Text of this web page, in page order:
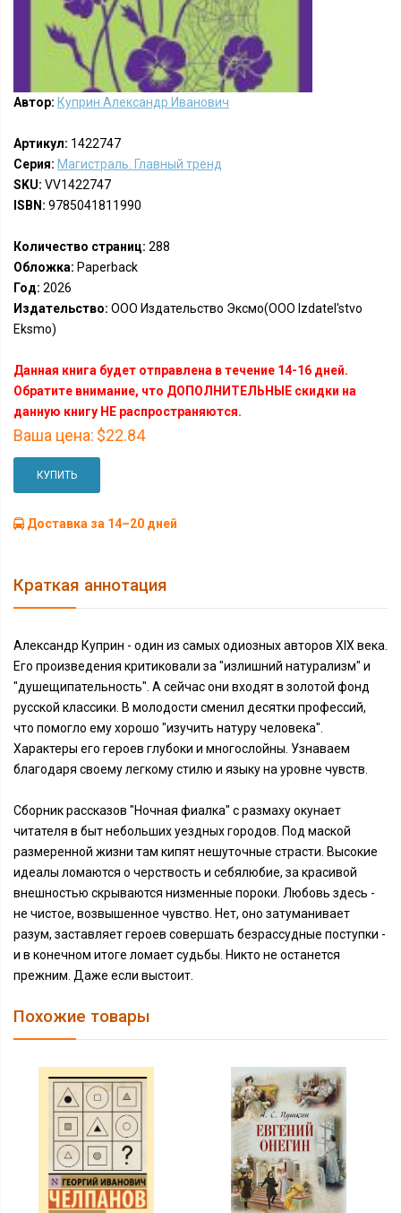
Автор: Куприн Александр Иванович
Артикул: 1422747
Серия: Магистраль. Главный тренд
SKU: VV1422747
ISBN: 9785041811990
Количество страниц: 288
Обложка: Paperback
Год: 2026
Издательство: ООО Издательство Эксмо(OOO Izdatel'stvo
Eksmo)
Данная книга будет отправлена в течение 14-16 дней.
Обратите внимание, что ДОПОЛНИТЕЛЬНЫЕ скидки на
данную книгу НЕ распространяются.
Ваша цена: $22.84
КУПИТЬ
Доставка за 14–20 дней
Краткая аннотация
Александр Куприн - один из самых одиозных авторов XIX века.
Его произведения критиковали за "излишний натурализм" и
"душещипательность". А сейчас они входят в золотой фонд
русской классики. В молодости сменил десятки профессий,
что помогло ему хорошо "изучить натуру человека".
Характеры его героев глубоки и многослойны. Узнаваем
благодаря своему легкому стилю и языку на уровне чувств.
Сборник рассказов "Ночная фиалка" с размаху окунает
читателя в быт небольших уездных городов. Под маской
размеренной жизни там кипят нешуточные страсти. Высокие
идеалы ломаются о черствость и себялюбие, за красивой
внешностью скрываются низменные пороки. Любовь здесь -
не чистое, возвышенное чувство. Нет, оно затуманивает
разум, заставляет героев совершать безрассудные поступки -
и в конечном итоге ломает судьбы. Никто не останется
прежним. Даже если выстоит.
Похожие товары